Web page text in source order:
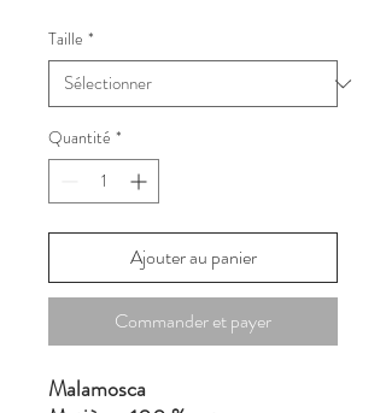
Taille *
Quantité *
Ajouter au panier
Commander et payer
Malamosca